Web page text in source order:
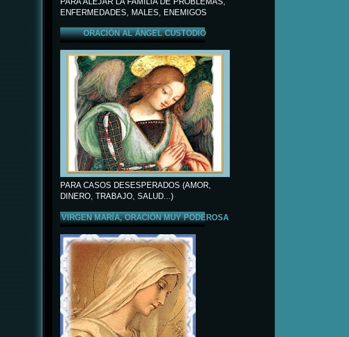
ENFERMEDADES, MALES, ENEMIGOS
ORACIÓN AL ÁNGEL CUSTODIO
PARA CASOS DESESPERADOS (AMOR,
DINERO, TRABAJO, SALUD...)
VIRGEN MARÍA, ORACIÓN MUY PODEROSA